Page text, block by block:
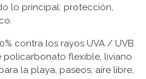
lo principal: protección,
contra los rayos UVA / UVB.
policarbonato flexible, liviano
la playa, paseos, aire libre,